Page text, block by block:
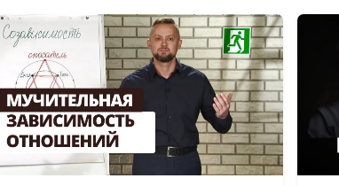
Библия и
Зачем нам
репутация?